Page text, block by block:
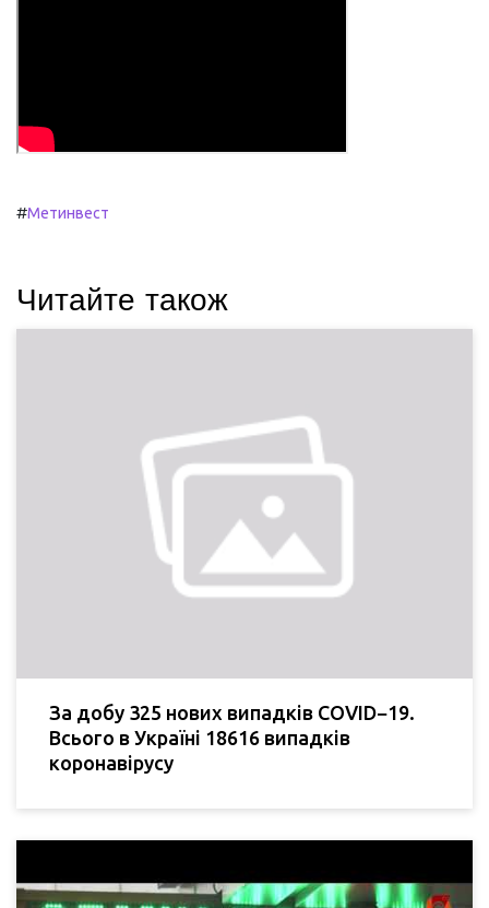
#Метинвест
Читайте також
За добу 325 нових випадків COVID−19.
Всього в Україні 18616 випадків
коронавірусу